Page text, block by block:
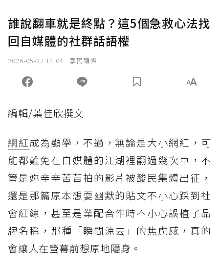
誰說翻車就是終點？這5個急救心法找
回自媒體的社群話語權
2026-05-27 14:04 享民頭條
編輯/葉佳欣撰文
網紅成為顯學，不過，無論是大小網紅，可
能都難免在自媒體的江湖裡翻過幾次車，不
管是妳辛辛苦苦拍的影片被酸民集體出征，
還是那篇原本想耍幽默的貼文不小心踩到社
會紅線，甚至是業配合作時不小心誤植了品
牌名稱，那種「瞬間涼去」的焦慮感，真的
會讓人在螢幕前想原地隱身。